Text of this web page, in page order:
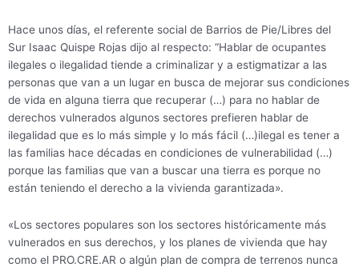
Hace unos días, el referente social de Barrios de Pie/Libres del
Sur Isaac Quispe Rojas dijo al respecto: “Hablar de ocupantes
ilegales o ilegalidad tiende a criminalizar y a estigmatizar a las
personas que van a un lugar en busca de mejorar sus condiciones
de vida en alguna tierra que recuperar (…) para no hablar de
derechos vulnerados algunos sectores prefieren hablar de
ilegalidad que es lo más simple y lo más fácil (…)ilegal es tener a
las familias hace décadas en condiciones de vulnerabilidad (…)
porque las familias que van a buscar una tierra es porque no
están teniendo el derecho a la vivienda garantizada».
«Los sectores populares son los sectores históricamente más
vulnerados en sus derechos, y los planes de vivienda que hay
como el PRO.CRE.AR o algún plan de compra de terrenos nunca